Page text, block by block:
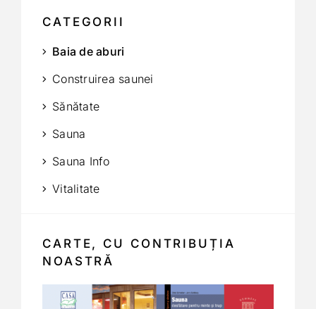
CATEGORII
Baia de aburi
Construirea saunei
Sănătate
Sauna
Sauna Info
Vitalitate
CARTE, CU CONTRIBUȚIA
NOASTRĂ